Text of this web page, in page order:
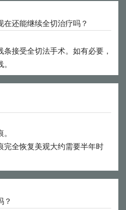
还能继续全切治疗吗？
接受全切法手术。如有必要，
完全恢复美观大约需要半年时
？